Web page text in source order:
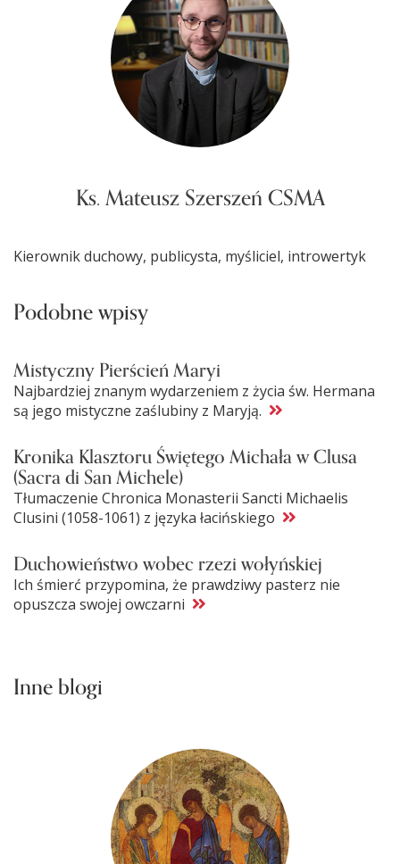
Ks. Mateusz Szerszeń CSMA
Kierownik duchowy, publicysta, myśliciel, introwertyk
Podobne wpisy
Mistyczny Pierścień Maryi
Najbardziej znanym wydarzeniem z życia św. Hermana
są jego mistyczne zaślubiny z Maryją.
Kronika Klasztoru Świętego Michała w Clusa
(Sacra di San Michele)
Tłumaczenie Chronica Monasterii Sancti Michaelis
Clusini (1058-1061) z języka łacińskiego
Duchowieństwo wobec rzezi wołyńskiej
Ich śmierć przypomina, że prawdziwy pasterz nie
opuszcza swojej owczarni
Inne blogi